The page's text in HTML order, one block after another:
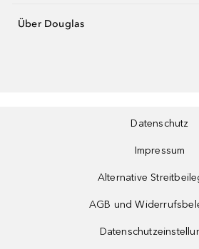
Über Douglas
Datenschutz
Impressum
Alternative
AGB und